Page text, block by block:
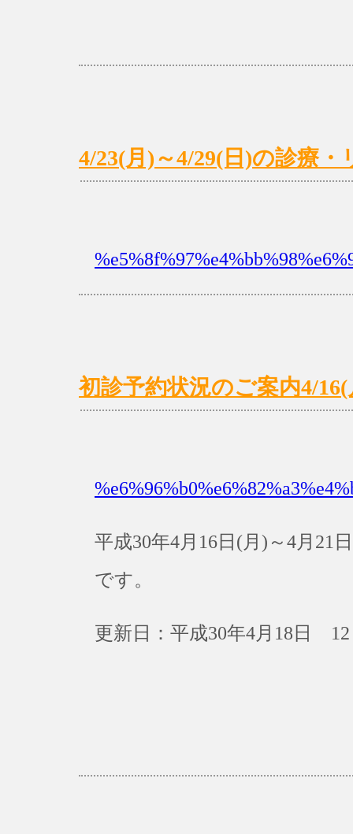
4/23(月)～4/29(日)の診療
初診予約状況のご案内4/16(
平成30年4月16日(月)～4月21
です。
更新日：平成30年4月18日 12